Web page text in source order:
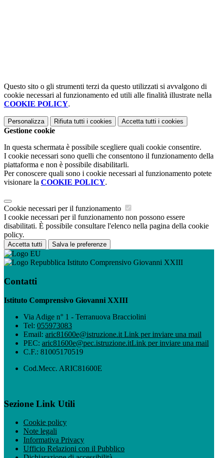
Questo sito o gli strumenti terzi da questo utilizzati si avvalgono di
cookie necessari al funzionamento ed utili alle finalità illustrate nella
COOKIE POLICY.
Personalizza Rifiuta tutti i cookies Accetta tutti i cookies
Gestione cookie
In questa schermata è possibile scegliere quali cookie consentire.
I cookie necessari sono quelli che consentono il funzionamento della
piattaforma e non è possibile disabilitarli.
Per conoscere quali sono i cookie necessari al funzionamento potete
visionare la COOKIE POLICY.
Cookie necessari per il funzionamento
I cookie necessari per il funzionamento non possono essere
disabilitati. È possibile consultare l'elenco nella pagina della cookie
policy.
Accetta tutti Salva le preferenze
Istituto Comprensivo Giovanni XXIII
Contatti
Istituto Comprensivo Giovanni XXIII
Via Adige n° 1 - Terranuova Bracciolini
Tel: 055973083
Email: aric81600e@istruzione.it Link per inviare una mail
PEC: aric81600e@pec.istruzione.itLink per inviare una mail
C.F.: 81005170519
Cod.Mecc. ARIC81600E
Sezione Link Utili
Cookie policy
Note legali
Informativa Privacy
Ufficio Relazioni con il Pubblico